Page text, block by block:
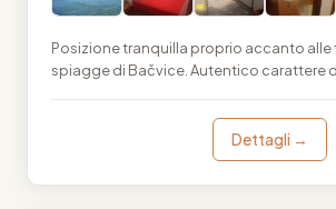
Posizione tranquilla proprio accanto alle
spiagge di Bačvice. Autentico carattere
Dettagli →